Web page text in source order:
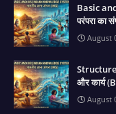
Basic
परंपरा का
August
Structure
और कार्य
August